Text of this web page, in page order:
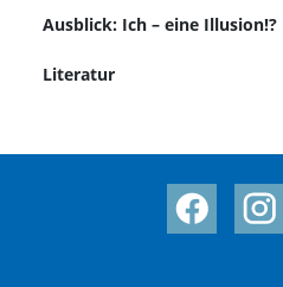
Ausblick: Ich – eine Illusion!?
Literatur